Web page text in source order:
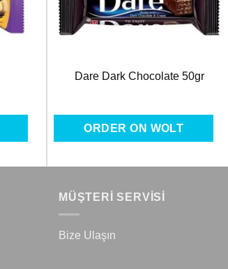
Dare Dark Chocolate 50gr
ORDER ON WOLT
MÜŞTERİ SERVİSİ
Bize Ulaşın